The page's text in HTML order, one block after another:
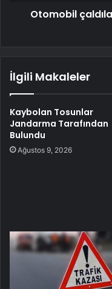
Otomobil
İlgili Makaleler
Kaybolan Tosunlar
Jandarma Tarafından
Bulundu
Ağustos 9, 2026